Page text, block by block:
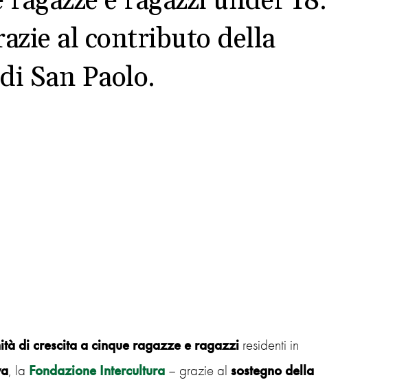
al contributo della
San Paolo.
di crescita a cinque ragazze e ragazziresidenti in
, la Fondazione Intercultura– grazie al sostegno della